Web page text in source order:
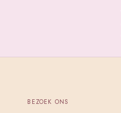
BEZOEK ONS